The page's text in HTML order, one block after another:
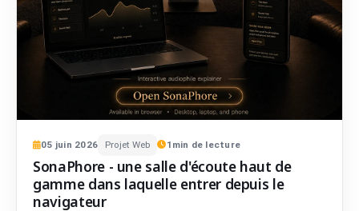
05 juin 2026 Projet Web 1 min de lecture
SonaPhore - une salle d'écoute haut de
gamme dans laquelle entrer depuis le
navigateur